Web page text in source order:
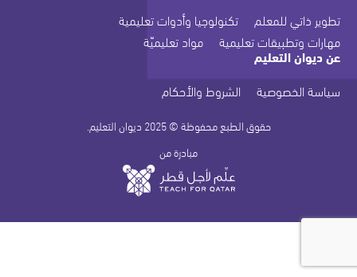
عن ديوان التعليم
سياسة الخصوصية
الشروط والأحكام
تطوير ذاتي للمعلم
تكنولوجيا وأدوات تعليمية
مهارات وتطبيقات تعليمية
مواد تعليميّة
حقوق الطبع محفوظة © 2025 ديوان التعليم.
مبادرة من